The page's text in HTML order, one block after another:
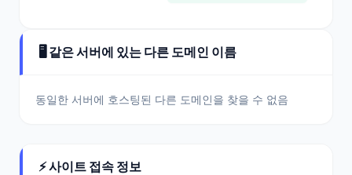
🖥️ 같은 서버에 있는 다른 도메인 이름
동일한 서버에 호스팅된 다른 도메인을 찾을 수 없음
⚡ 사이트 접속 정보